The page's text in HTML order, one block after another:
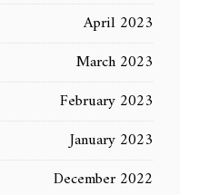
April 2023
March 2023
February 2023
January 2023
December 2022